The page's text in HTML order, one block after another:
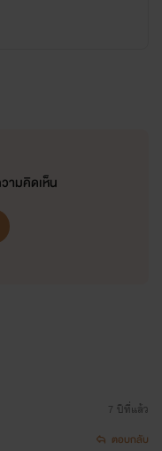
ามคิดเห็น
7 ปีที่แล้ว
ตอบกลับ